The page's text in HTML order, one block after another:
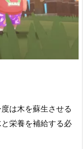
は木を蘇生させる
栄養を補給する必